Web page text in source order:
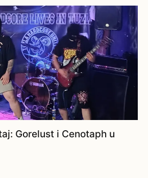
Gorelust i Cenotaph u